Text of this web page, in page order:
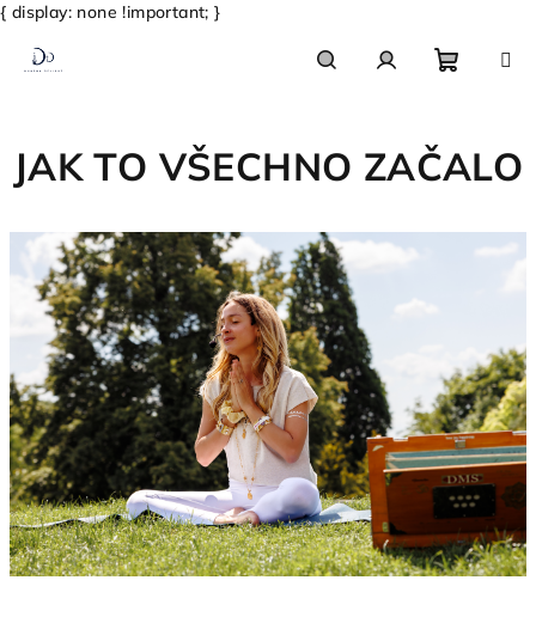
{ display: none !important; }
košík
JAK TO VŠECHNO ZAČALO